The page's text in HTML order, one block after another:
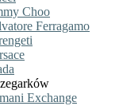
Choo
Ferragamo
Exchange